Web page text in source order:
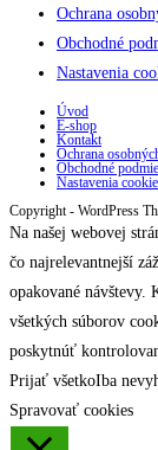
Ochrana
Obchodné
Nastavenia
Úvod
E-shop
Kontakt
Ochrana
Obchodné
Nastavenia
Copyright - WordPress
Na našej webovej
čo najrelevantnejší
opakované návštevy.
všetkých súborov
poskytnúť
Prijať všetkoIba
Spravovať cookies